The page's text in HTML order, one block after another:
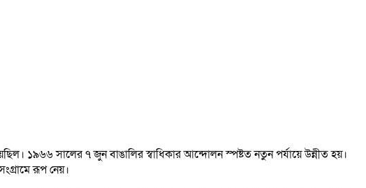
১৯৬৬ সালের ৭ জুন বাঙালির স্বাধিকার আন্দোলন স্পষ্টত নতুন পর্যায়ে উন্নীত হয়।
রূপ নেয়।